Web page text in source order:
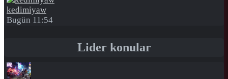
kedimiyaw
Bugün 11:54
Lider konular